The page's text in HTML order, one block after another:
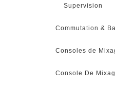
Supervision
Commutation &
Consoles de
Console De